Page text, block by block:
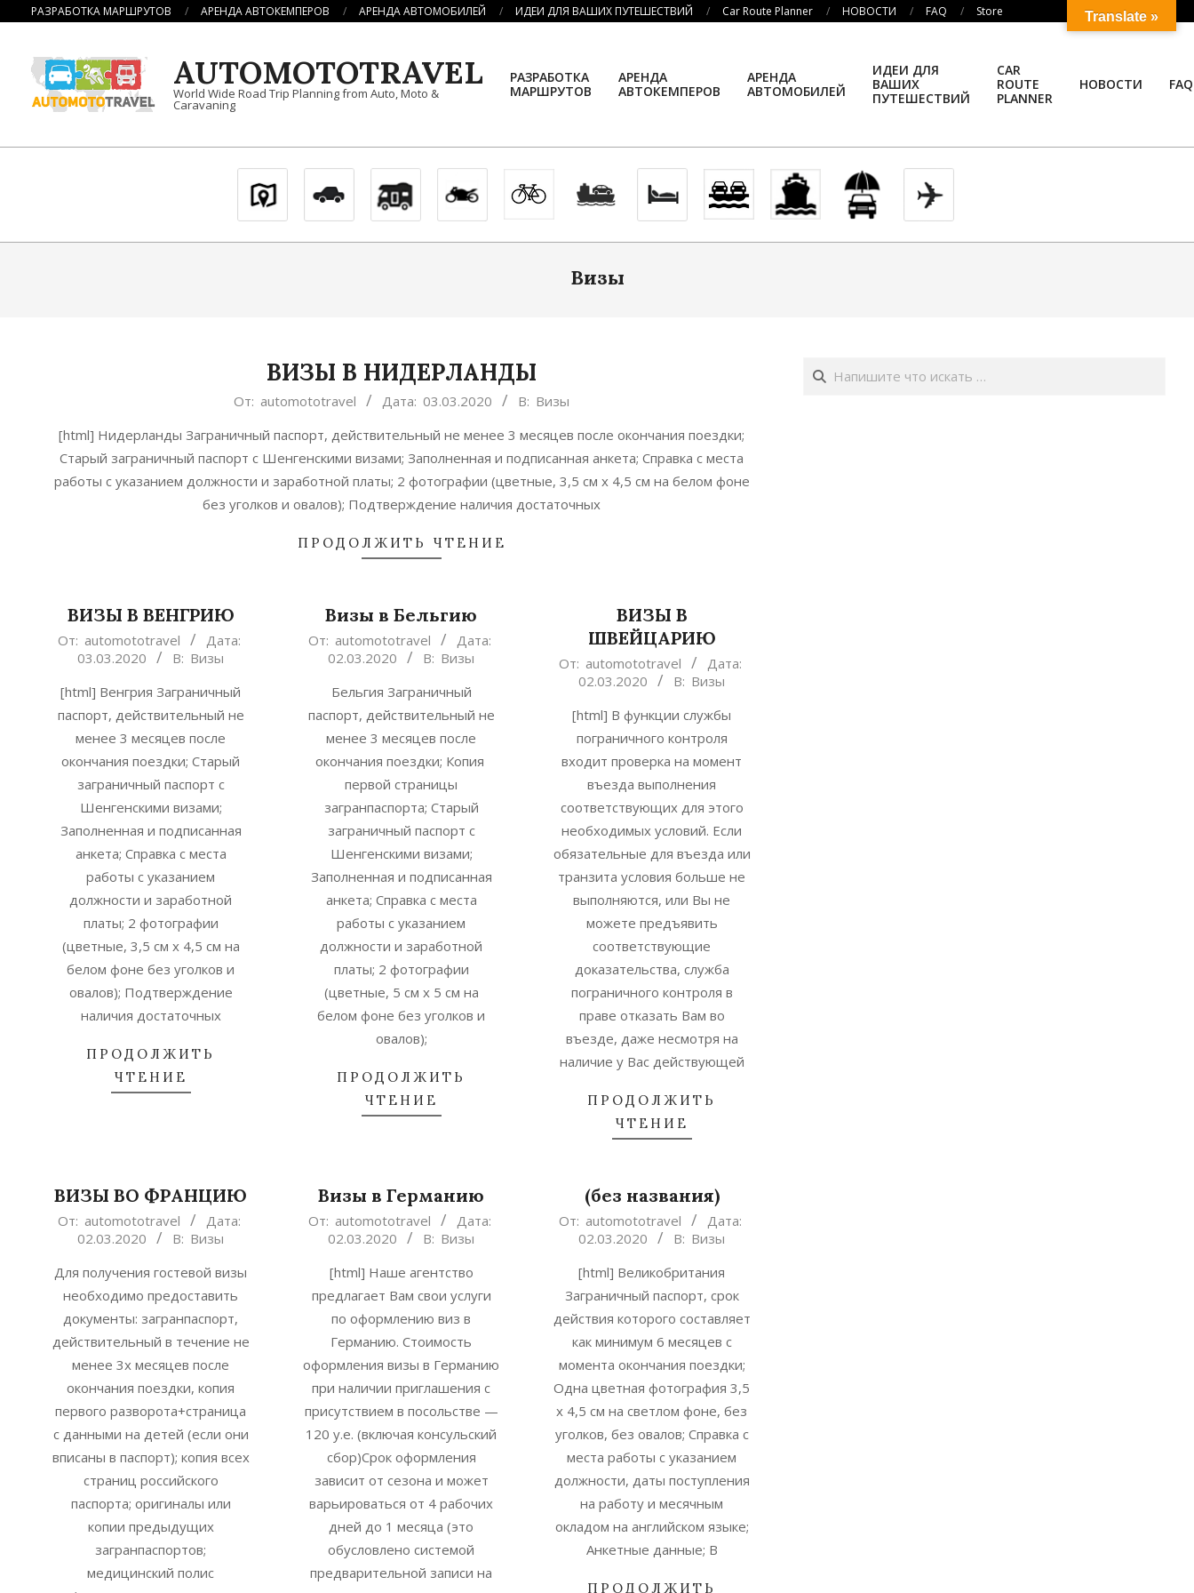
Перейти
содержимому
РАЗРАБОТКА МАРШРУТОВ АРЕНДА АВТОКЕМПЕРОВ АРЕНДА АВТОМОБИЛЕЙ ИДЕИ ДЛЯ ВАШИХ ПУТЕШЕСТВИЙ Car Route Planner НОВОСТИ FAQ Store
AUTOMOTOTRAVEL
World Wide Road Trip Planning from Auto, Moto &
Caravaning
РАЗРАБОТКА
МАРШРУТОВ
АРЕНДА
АВТОКЕМПЕРОВ
АРЕНДА
АВТОМОБИЛЕЙ
ИДЕИ ДЛЯ
ВАШИХ
ПУТЕШЕСТВИЙ
CAR
ROUTE
PLANNER
НОВОСТИ FAQ
Визы
ВИЗЫ В НИДЕРЛАНДЫ
03
От: automototravel Дата: 03.03.2020 В: Визы
[html] Нидерланды Заграничный паспорт, действительный не менее 3 месяцев после окончания поездки;
Старый заграничный паспорт с Шенгенскими визами; Заполненная и подписанная анкета; Справка с места
работы с указанием должности и заработной платы; 2 фотографии (цветные, 3,5 см x 4,5 см на белом фоне
без уголков и овалов); Подтверждение наличия достаточных
ПРОДОЛЖИТЬ ЧТЕНИЕ
ВИЗЫ В ВЕНГРИЮ
2020-
03
От: automototravel
Дата:
03.03.2020
В: Визы
[html] Венгрия Заграничный
паспорт, действительный не
менее 3 месяцев после
окончания поездки; Старый
заграничный паспорт с
Шенгенскими визами;
Заполненная и подписанная
анкета; Справка с места
работы с указанием
должности и заработной
платы; 2 фотографии
(цветные, 3,5 см x 4,5 см на
белом фоне без уголков и
овалов); Подтверждение
наличия достаточных
ПРОДОЛЖИТЬ
ЧТЕНИЕ
Визы в Бельгию
2020-
От: automototravel
Дата:
02.03.2020
В: Визы
Бельгия Заграничный
паспорт, действительный не
менее 3 месяцев после
окончания поездки; Копия
первой страницы
загранпаспорта; Старый
заграничный паспорт с
Шенгенскими визами;
Заполненная и подписанная
анкета; Справка с места
работы с указанием
должности и заработной
платы; 2 фотографии
(цветные, 5 см x 5 см на
белом фоне без уголков и
овалов);
ПРОДОЛЖИТЬ
ЧТЕНИЕ
ВИЗЫ В
ШВЕЙЦАРИЮ
2020-
От: automototravel
Дата:
02.03.2020
В: Визы
[html] В функции службы
пограничного контроля
входит проверка на момент
въезда выполнения
соответствующих для этого
необходимых условий. Если
обязательные для въезда или
транзита условия больше не
выполняются, или Вы не
можете предъявить
соответствующие
доказательства, служба
пограничного контроля в
праве отказать Вам во
въезде, даже несмотря на
наличие у Вас действующей
ПРОДОЛЖИТЬ
ЧТЕНИЕ
ВИЗЫ ВО ФРАНЦИЮ
2020-
02
От: automototravel
Дата:
02.03.2020
В: Визы
Для получения гостевой визы
необходимо предоставить
документы: загранпаспорт,
действительный в течение не
менее 3х месяцев после
окончания поездки, копия
первого разворота+страница
с данными на детей (если они
вписаны в паспорт); копия всех
страниц российского
паспорта; оригиналы или
копии предыдущих
загранпаспортов;
медицинский полис
Визы в Германию
2020-
От: automototravel
Дата:
02.03.2020
В: Визы
[html] Наше агентство
предлагает Вам свои услуги
по оформлению виз в
Германию. Стоимость
оформления визы в Германию
при наличии приглашения с
присутствием в посольстве —
120 у.е. (включая консульский
сбор)Срок оформления
зависит от сезона и может
варьироваться от 4 рабочих
дней до 1 месяца (это
обусловлено системой
предварительной записи на
(без названия)
2020-
От: automototravel
Дата:
02.03.2020
В: Визы
[html] Великобритания
Заграничный паспорт, срок
действия которого составляет
как минимум 6 месяцев с
момента окончания поездки;
Одна цветная фотография 3,5
х 4,5 см на светлом фоне, без
уголков, без овалов; Справка с
места работы с указанием
должности, даты поступления
на работу и месячным
окладом на английском языке;
Анкетные данные; В
ПРОДОЛЖИТЬ
Поиск
Translate »